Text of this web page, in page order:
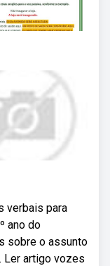
verbais para
ano do
sobre o assunto
Ler artigo vozes